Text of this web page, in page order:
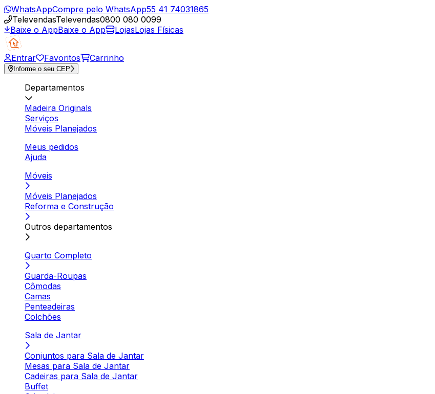
WhatsAppCompre pelo WhatsApp55 41 74031865
TelevendasTelevendas0800 080 0099
Baixe o AppBaixe o App LojasLojas Físicas
Entrar Favoritos Carrinho
Informe o seu CEP
Departamentos
Madeira Originals
Serviços
Móveis Planejados
Meus pedidos
Ajuda
Móveis
Móveis Planejados
Reforma e Construção
Outros departamentos
Quarto Completo
Guarda-Roupas
Cômodas
Camas
Penteadeiras
Colchões
Sala de Jantar
Conjuntos para Sala de Jantar
Mesas para Sala de Jantar
Cadeiras para Sala de Jantar
Buffet